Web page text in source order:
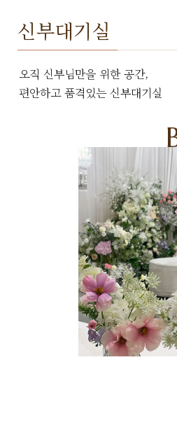
신부대기실
오직 신부님만을 위한 공간,
편안하고 품격있는 신부대기실